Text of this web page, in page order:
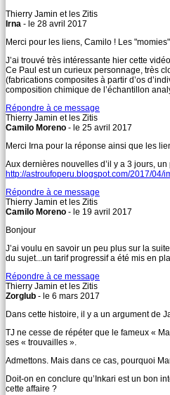
Thierry Jamin et les Zitis
Irna - le 28 avril 2017
Merci pour les liens, Camilo ! Les
J’ai trouvé très intéressante hier cette
Ce Paul est un curieux personnage, très
(fabrications composites à partir d’os
composition chimique de l’échantillon
Répondre à ce message
Thierry Jamin et les Zitis
Camilo Moreno - le 25 avril 2017
Merci Irna pour la réponse ainsi que les
Aux dernières nouvelles d’il y a 3 jours,
http://astroufoperu.blogspot.com/2017/
Répondre à ce message
Thierry Jamin et les Zitis
Camilo Moreno - le 19 avril 2017
Bonjour
J’ai voulu en savoir un peu plus sur la
du sujet...un tarif progressif a été mis en
Répondre à ce message
Thierry Jamin et les Zitis
Zorglub - le 6 mars 2017
Dans cette histoire, il y a un argument de
TJ ne cesse de répéter que le fameux «
ses « trouvailles ».
Admettons. Mais dans ce cas, pourquoi
Doit-on en conclure qu’Inkari est un bon
cette affaire ?